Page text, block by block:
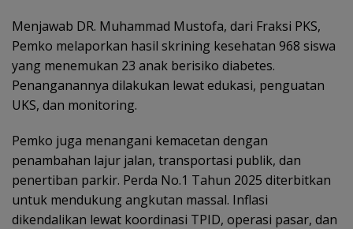
Menjawab DR. Muhammad Mustofa, dari Fraksi PKS,
Pemko melaporkan hasil skrining kesehatan 968 siswa
yang menemukan 23 anak berisiko diabetes.
Penanganannya dilakukan lewat edukasi, penguatan
UKS, dan monitoring.
Pemko juga menangani kemacetan dengan
penambahan lajur jalan, transportasi publik, dan
penertiban parkir. Perda No.1 Tahun 2025 diterbitkan
untuk mendukung angkutan massal. Inflasi
dikendalikan lewat koordinasi TPID, operasi pasar, dan